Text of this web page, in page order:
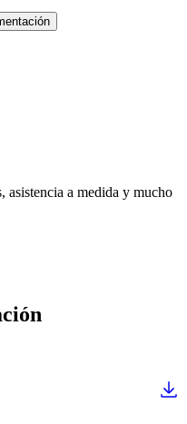
asistencia a medida y mucho